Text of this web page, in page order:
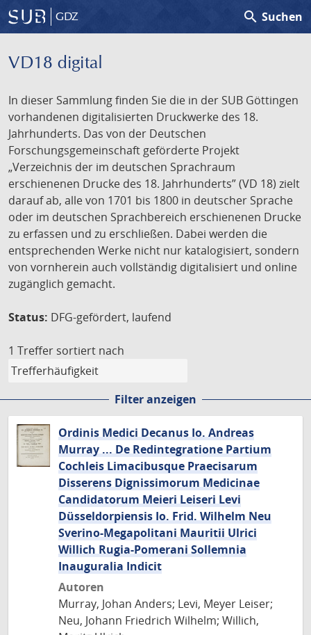
GDZ search Suchen
VD18 digital
In dieser Sammlung finden Sie die in der SUB Göttingen
vorhandenen digitalisierten Druckwerke des 18.
Jahrhunderts. Das von der Deutschen
Forschungsgemeinschaft geförderte Projekt
„Verzeichnis der im deutschen Sprachraum
erschienenen Drucke des 18. Jahrhunderts” (VD 18) zielt
darauf ab, alle von 1701 bis 1800 in deutscher Sprache
oder im deutschen Sprachbereich erschienenen Drucke
zu erfassen und zu erschließen. Dabei werden die
entsprechenden Werke nicht nur katalogisiert, sondern
von vornherein auch vollständig digitalisiert und online
zugänglich gemacht.
Status: DFG-gefördert, laufend
1 Treffer sortiert nach
Filter anzeigen
Ordinis Medici Decanus Io. Andreas
Murray ... De Redintegratione Partium
Cochleis Limacibusque Praecisarum
Disserens Dignissimorum Medicinae
Candidatorum Meieri Leiseri Levi
Düsseldorpiensis Io. Frid. Wilhelm Neu
Sverino-Megapolitani Mauritii Ulrici
Willich Rugia-Pomerani Sollemnia
Inauguralia Indicit
Autoren
Murray, Johan Anders; Levi, Meyer Leiser;
Neu, Johann Friedrich Wilhelm; Willich,